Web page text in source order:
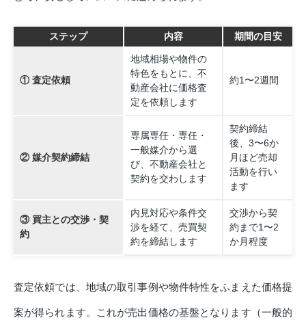
ステップ 内容 期間の目安
① 査定依頼
地域相場や物件の
特色をもとに、不
動産会社に価格査
定を依頼します
約1〜2週間
② 媒介契約締結
専属専任・専任・
一般媒介から選
び、不動産会社と
契約を交わします
契約締結
後、3〜6か
月ほど売却
活動を行い
ます
③ 買主との交渉・契
約
内見対応や条件交
渉を経て、売買契
約を締結します
交渉から契
約まで1〜2
か月程度
査定依頼では、地域の取引事例や物件特性をふまえた価格提
案が得られます。これが売出価格の基盤となります（一般的